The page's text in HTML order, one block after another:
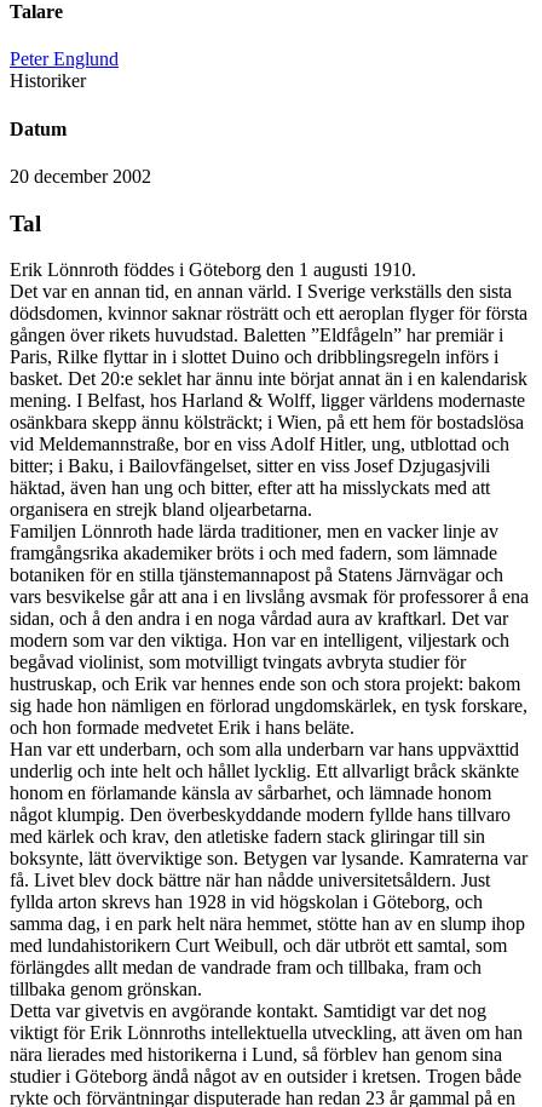
Talare
Peter Englund
Historiker
Datum
20 december 2002
Tal
Erik Lönnroth föddes i Göteborg den 1 augusti 1910.
Det var en annan tid, en annan värld. I Sverige verkställs den sista
dödsdomen, kvinnor saknar rösträtt och ett aeroplan flyger för första
gången över rikets huvudstad. Baletten ”Eldfågeln” har premiär i
Paris, Rilke flyttar in i slottet Duino och dribblingsregeln införs i
basket. Det 20:e seklet har ännu inte börjat annat än i en kalendarisk
mening. I Belfast, hos Harland & Wolff, ligger världens modernaste
osänkbara skepp ännu kölsträckt; i Wien, på ett hem för bostadslösa
vid Meldemannstraße, bor en viss Adolf Hitler, ung, utblottad och
bitter; i Baku, i Bailovfängelset, sitter en viss Josef Dzjugasjvili
häktad, även han ung och bitter, efter att ha misslyckats med att
organisera en strejk bland oljearbetarna.
Familjen Lönnroth hade lärda traditioner, men en vacker linje av
framgångsrika akademiker bröts i och med fadern, som lämnade
botaniken för en stilla tjänstemannapost på Statens Järnvägar och
vars besvikelse går att ana i en livslång avsmak för professorer å ena
sidan, och å den andra i en noga vårdad aura av kraftkarl. Det var
modern som var den viktiga. Hon var en intelligent, viljestark och
begåvad violinist, som motvilligt tvingats avbryta studier för
hustruskap, och Erik var hennes ende son och stora projekt: bakom
sig hade hon nämligen en förlorad ungdomskärlek, en tysk forskare,
och hon formade medvetet Erik i hans beläte.
Han var ett underbarn, och som alla underbarn var hans uppväxttid
underlig och inte helt och hållet lycklig. Ett allvarligt bråck skänkte
honom en förlamande känsla av sårbarhet, och lämnade honom
något klumpig. Den överbeskyddande modern fyllde hans tillvaro
med kärlek och krav, den atletiske fadern stack gliringar till sin
boksynte, lätt överviktige son. Betygen var lysande. Kamraterna var
få. Livet blev dock bättre när han nådde universitetsåldern. Just
fyllda arton skrevs han 1928 in vid högskolan i Göteborg, och
samma dag, i en park helt nära hemmet, stötte han av en slump ihop
med lundahistorikern Curt Weibull, och där utbröt ett samtal, som
förlängdes allt medan de vandrade fram och tillbaka, fram och
tillbaka genom grönskan.
Detta var givetvis en avgörande kontakt. Samtidigt var det nog
viktigt för Erik Lönnroths intellektuella utveckling, att även om han
nära lierades med historikerna i Lund, så förblev han genom sina
studier i Göteborg ändå något av en outsider i kretsen. Trogen både
rykte och förväntningar disputerade han redan 23 år gammal på en